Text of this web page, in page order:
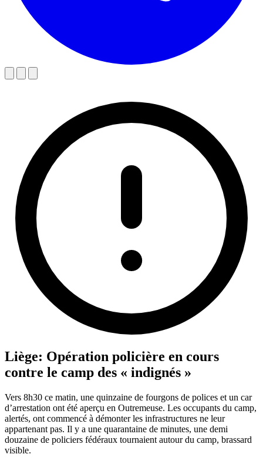
Liège: Opération policière en cours
contre le camp des « indignés »
Vers 8h30 ce matin, une quinzaine de fourgons de polices et un car
d’arrestation ont été aperçu en Outremeuse. Les occupants du camp,
alertés, ont commencé à démonter les infrastructures ne leur
appartenant pas. Il y a une quarantaine de minutes, une demi
douzaine de policiers fédéraux tournaient autour du camp, brassard
visible.